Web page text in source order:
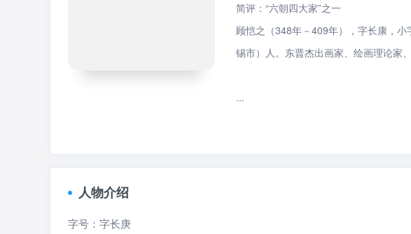
简评：“六朝四大家”之一
顾恺之（348年－409年），字长康，
锡市）人。东晋杰出画家、绘画理论家、
...
人物介绍
字号：字长庚